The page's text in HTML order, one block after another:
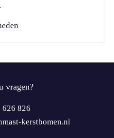
vragen?
626 826
kerstbomen.nl